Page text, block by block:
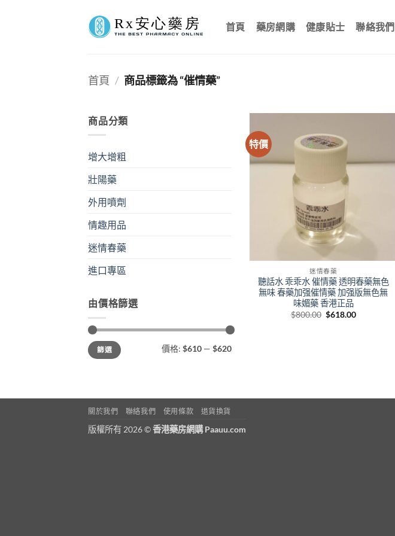
首頁 藥房網購 健康貼士 聯絡我們
首頁 / 商品標籤為 “催情藥”
商品分類
增大增粗
壯陽藥
外用噴劑
情趣用品
迷情春藥
進口專區
由價格篩選
最
低
價
最
高
價
篩選 價格: $610 — $620
特價
迷情春藥
聽話水 乖乖水 催情藥 透明春藥無色
無味 春藥加强催情藥 加强版無色無
味媚藥 香港正品
$800.00 Original
$618.00Current
關於我們 聯絡我們 使用條款 退貨換貨
版權所有 2026 ©香港藥房網購 Paauu.com